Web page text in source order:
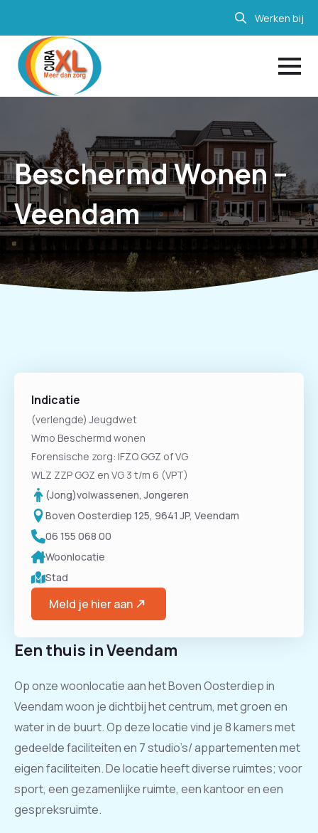
Werken bij
Beschermd Wonen –
Veendam
Een thuis in Veendam
Op onze woonlocatie aan het Boven Oosterdiep in
Veendam woon je dichtbij het centrum, met groen en
water in de buurt. Op deze locatie vind je 8 kamers met
gedeelde faciliteiten en 7 studio’s/ appartementen met
eigen faciliteiten. De locatie heeft diverse ruimtes; voor
sport, een gezamenlijke ruimte, een kantoor en een
gespreksruimte.
Indicatie
(verlengde) Jeugdwet
Wmo Beschermd wonen
Forensische zorg: IFZO GGZ of VG
WLZ ZZP GGZ en VG 3 t/m 6 (VPT)
(Jong)volwassenen, Jongeren
Boven Oosterdiep 125, 9641 JP, Veendam
06 155 068 00
Woonlocatie
Stad
Meld je hier aan